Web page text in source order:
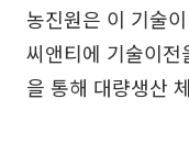
농진원은 이 기술
씨앤티에 기술이전
을 통해 대량생산